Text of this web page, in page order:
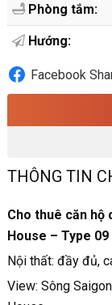
Phòng tắm:
Hướng:
Facebook
THÔNG TIN
Cho thuê căn hộ
House – Type
Nội thất: đầy đủ,
View: Sông